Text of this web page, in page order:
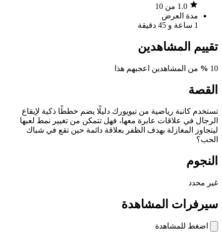
مدة العرض
1 ساعة و 45 دقيقة
تقييم المشاهدين
10
% من المشاهدين اعجبهم هذا
القصة
تستخدم كاتبة رياضية من نيويورك دليلًا يضم خططًا ذكية لإيقاع
الرجال في علاقات عابرة معها، فهل تتمكن من تغيير نمط لعبها
ليتجاوز المغازلة بهدف الظفر بعلاقة دائمة حين تقع في شباك
الحب؟
النجوم
غير محدد
سيرفرات المشاهدة
اضغط للمشاهدة